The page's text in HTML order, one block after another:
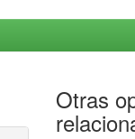
Otras